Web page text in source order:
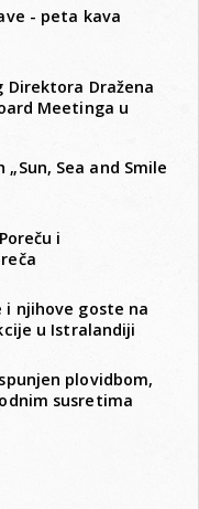
- peta kava
Direktora Dražena
Meetinga u
Sea and Smile
i
i njihove goste na
u Istralandiji
plovidbom,
susretima